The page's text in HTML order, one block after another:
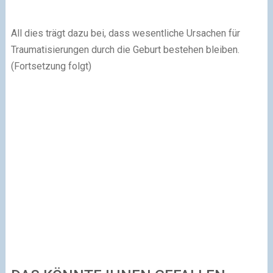
All dies trägt dazu bei, dass wesentliche Ursachen für
Traumatisierungen durch die Geburt bestehen bleiben.
(Fortsetzung folgt)